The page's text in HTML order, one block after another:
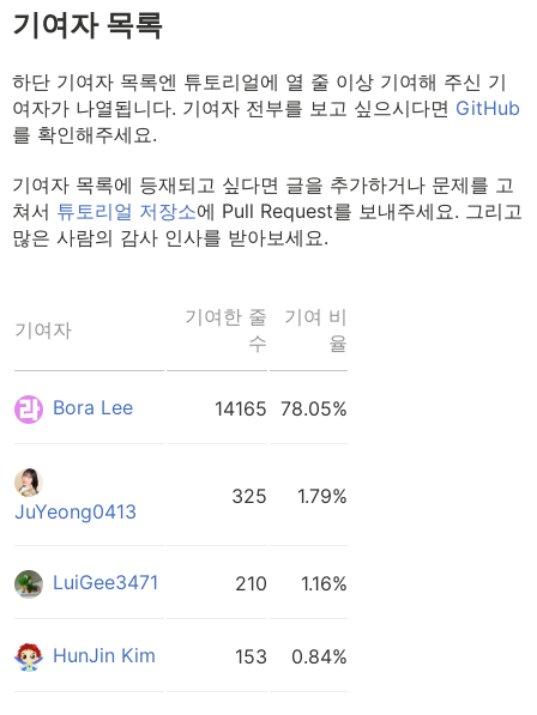
기여자 목록
하단 기여자 목록엔 튜토리얼에 열 줄 이상 기여해 주신 기
여자가 나열됩니다. 기여자 전부를 보고 싶으시다면 GitHub
를 확인해주세요.
기여자 목록에 등재되고 싶다면 글을 추가하거나 문제를 고
쳐서 튜토리얼 저장소에 Pull Request를 보내주세요. 그리고
많은 사람의 감사 인사를 받아보세요.
기여자
기여한 줄
수
기여 비
율
Bora Lee 14165 78.05%
JuYeong0413
325 1.79%
LuiGee3471 210 1.16%
HunJin Kim 153 0.84%